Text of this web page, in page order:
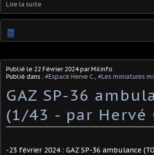
Lire la suite
…
Publié le 22 Février 2024par Milinfo
Publié dans : #Espace Herve C., #Les miniatures
GAZ SP-36
(1/43 - par Hervé
-23 février 2024 : GAZ SP-36 ambulance